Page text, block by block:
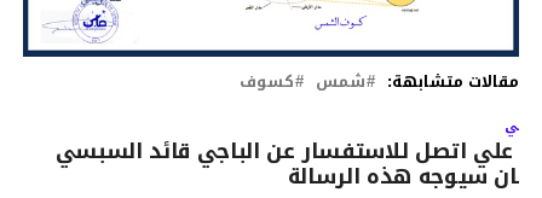
مقالات متشابهة: شمس كسوف
علي اتصل للاستفسار عن الباجي قائد السبسي
سيوجه هذه الرسالة